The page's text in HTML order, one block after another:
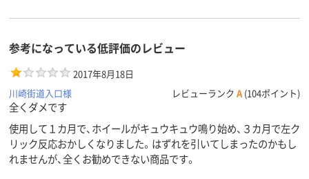
参考になっている低評価のレビュー
2017年8月18日
川崎街道入口様
レビューランク A (104ポイント)
全くダメです
使用して１カ月で、ホイールがキュウキュウ鳴り始め、３カ月で左ク
リック反応おかしくなりました。はずれを引いてしまったのかもし
れませんが、全くお勧めできない商品です。